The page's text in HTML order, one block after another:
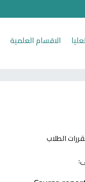
الاقسام العلمية
الطلاب